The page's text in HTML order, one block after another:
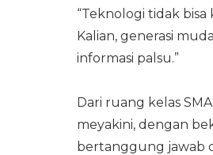
“Teknologi tidak
Kalian, generasi
informasi palsu.”
Dari ruang kelas
meyakini, dengan
bertanggung jawab